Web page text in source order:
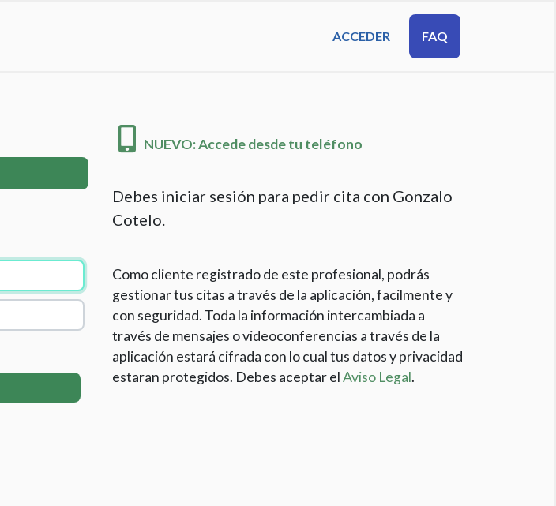
ACCEDER FAQ
NUEVO: Accede desde tu teléfono
Debes iniciar sesión para pedir cita con Gonzalo
Cotelo.
Como cliente registrado de este profesional, podrás
gestionar tus citas a través de la aplicación, facilmente y
con seguridad. Toda la información intercambiada a
través de mensajes o videoconferencias a través de la
aplicación estará cifrada con lo cual tus datos y privacidad
estaran protegidos. Debes aceptar elAviso Legal.